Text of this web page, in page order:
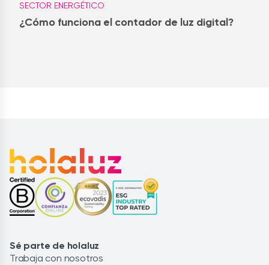
SECTOR ENERGÉTICO
¿Cómo funciona el contador de luz digital?
Sé parte de holaluz
Trabaja con nosotros